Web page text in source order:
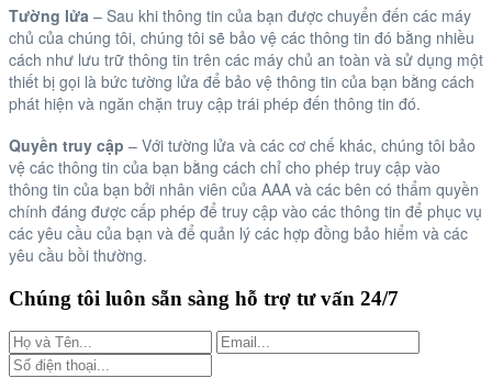
Tường lửa – Sau khi thông tin của bạn được chuyển đến các máy
chủ của chúng tôi, chúng tôi sẽ bảo vệ các thông tin đó bằng nhiều
cách như lưu trữ thông tin trên các máy chủ an toàn và sử dụng một
thiết bị gọi là bức tường lửa để bảo vệ thông tin của bạn bằng cách
phát hiện và ngăn chặn truy cập trái phép đến thông tin đó.
Quyền truy cập – Với tường lửa và các cơ chế khác, chúng tôi bảo
vệ các thông tin của bạn bằng cách chỉ cho phép truy cập vào
thông tin của bạn bởi nhân viên của AAA và các bên có thẩm quyền
chính đáng được cấp phép để truy cập vào các thông tin để phục vụ
các yêu cầu của bạn và để quản lý các hợp đồng bảo hiểm và các
yêu cầu bồi thường. ​
Chúng tôi luôn sẵn sàng hỗ trợ tư vấn 24/7